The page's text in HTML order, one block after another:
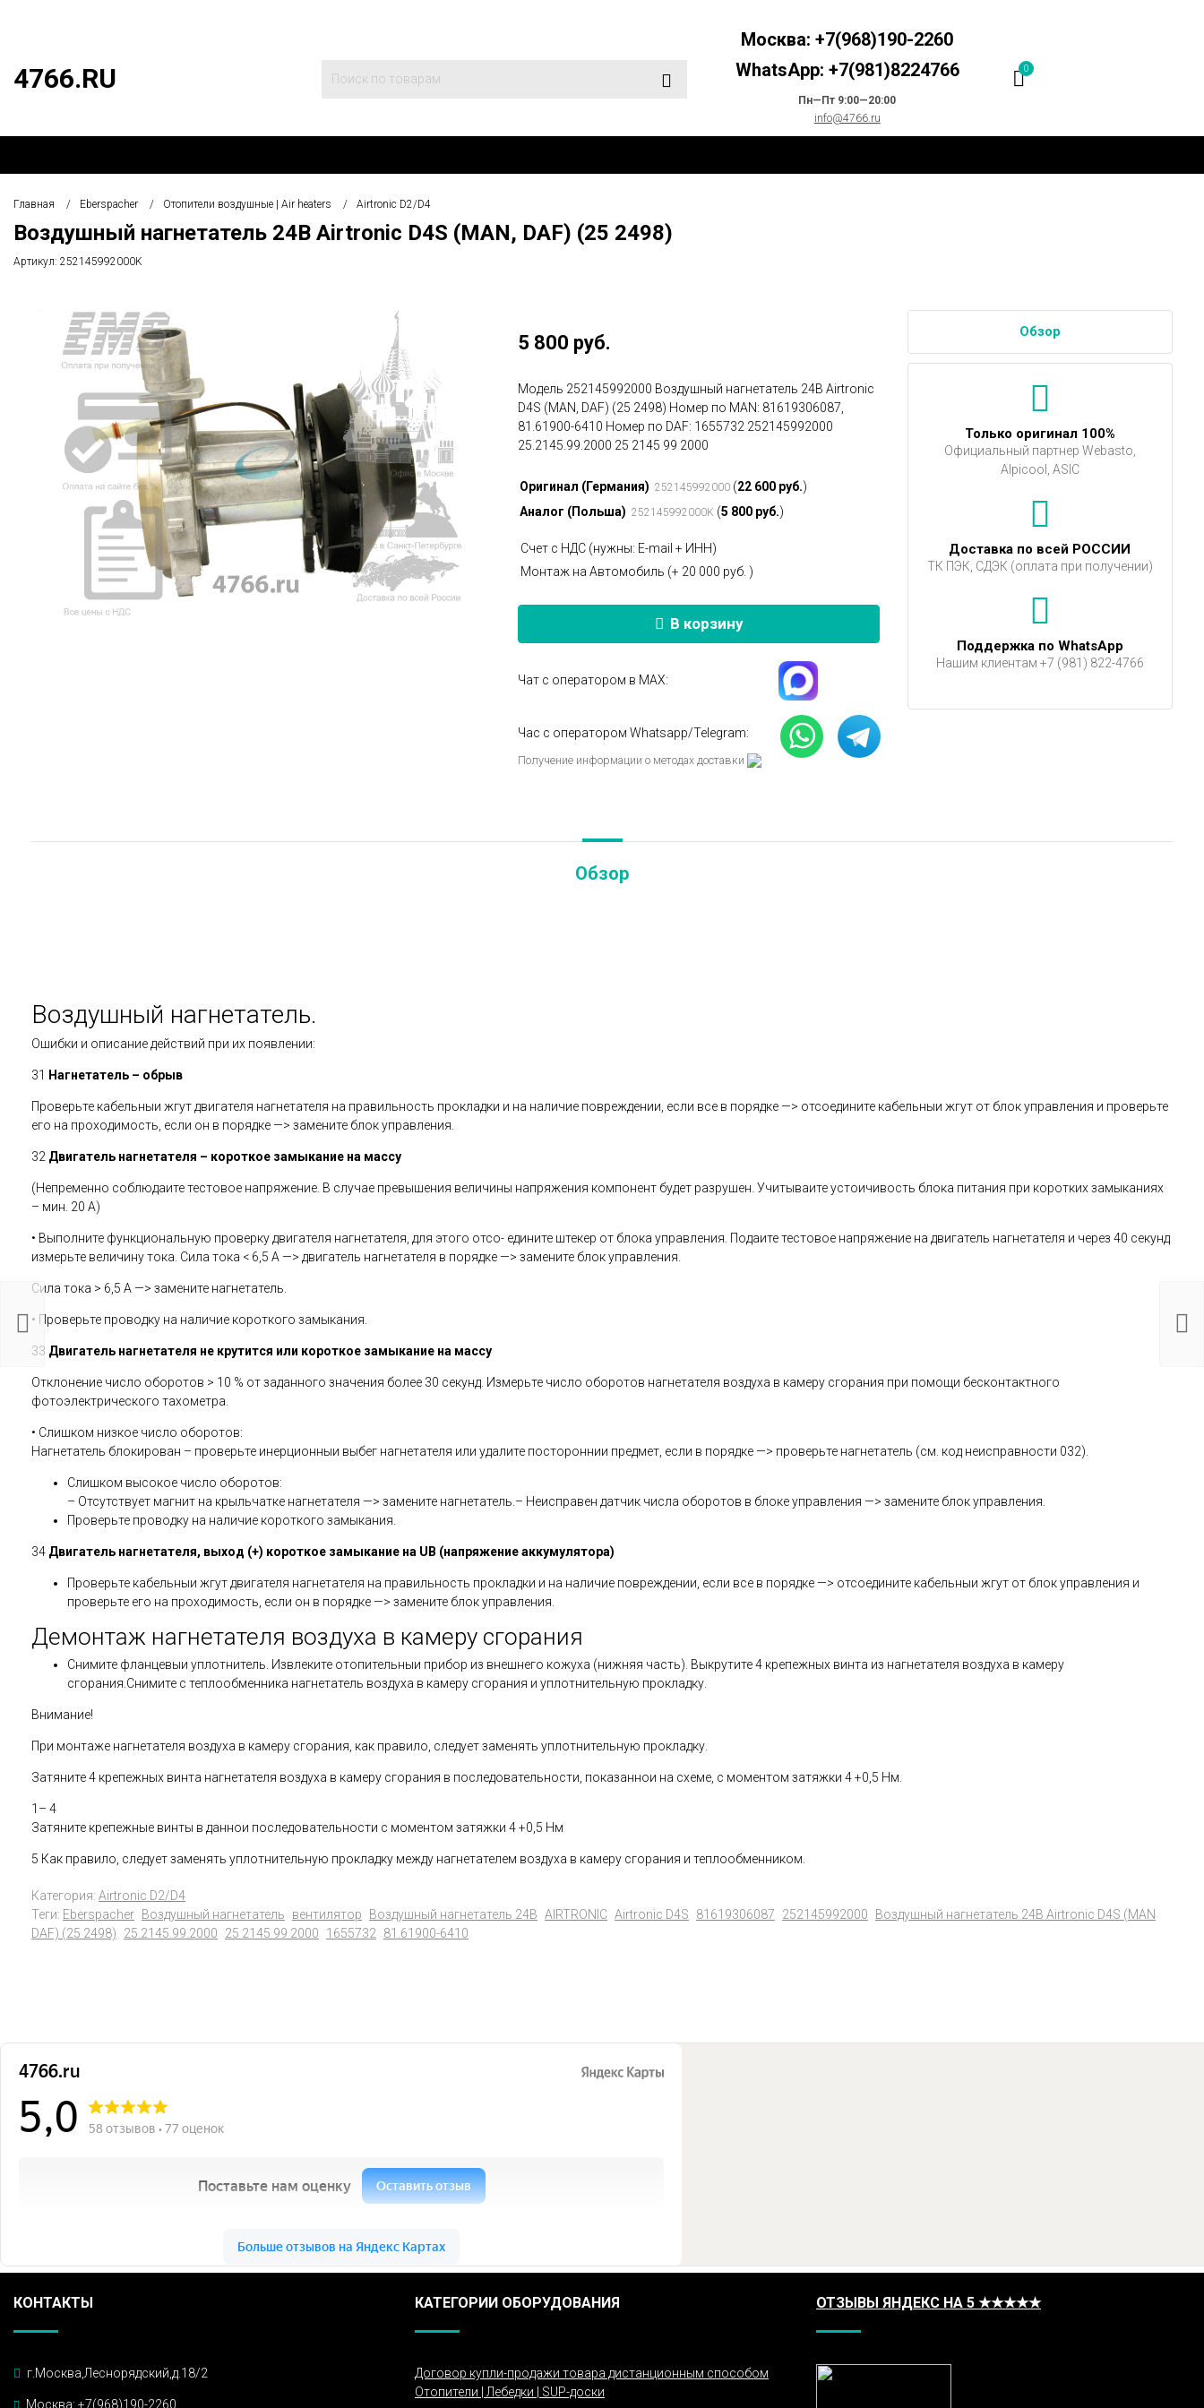
4766.RU
Москва: +7(968)190-2260
WhatsApp: +7(981)8224766
Пн—Пт 9:00—20:00
info@4766.ru
0
Воздушный
24В Airtronic
26 200 руб.
Главная Eberspacher Отопители воздушные | Air heaters Airtronic D2/D4
Воздушный нагнетатель 24В Airtronic D4S (MAN, DAF) (25 2498)
Артикул: 252145992000K
5 800 руб.
Модель 252145992000 Воздушный нагнетатель 24В Airtronic
D4S (MAN, DAF) (25 2498) Номер по MAN: 81619306087,
81.61900-6410 Номер по DAF: 1655732 252145992000
25.2145.99.2000 25 2145 99 2000
Оригинал (Германия) 252145992000 (22 600 руб.)
Аналог (Польша) 252145992000K (5 800 руб.)
Счет c НДС (нужны: E-mail + ИНН)
Монтаж на Автомобиль (+ 20 000 руб. )
В корзину
Чат с оператором в МАХ:
Час с оператором Whatsapp/Telegram:
Получение информации о методах доставки
Обзор
Только оригинал 100%
Официальный партнер Webasto,
Alpicool, ASIC
Доставка по всей РОССИИ
ТК ПЭК, СДЭК (оплата при получении)
Поддержка по WhatsApp
Нашим клиентам +7 (981) 822-4766
Обзор
Воздушный нагнетатель.
Ошибки и описание действий при их появлении:
31 Нагнетатель – обрыв
Проверьте кабельныи жгут двигателя нагнетателя на правильность прокладки и на наличие повреждении, если все в порядке —> отсоедините кабельныи жгут от блок управления и проверьте
его на проходимость, если он в порядке —> замените блок управления.
32 Двигатель нагнетателя – короткое замыкание на массу
(Непременно соблюдаите тестовое напряжение. В случае превышения величины напряжения компонент будет разрушен. Учитываите устоичивость блока питания при коротких замыканиях
– мин. 20 А)
• Выполните функциональную проверку двигателя нагнетателя, для этого отсо- едините штекер от блока управления. Подаите тестовое напряжение на двигатель нагнетателя и через 40 секунд
измерьте величину тока. Сила тока < 6,5 A —> двигатель нагнетателя в порядке —> замените блок управления.
Сила тока > 6,5 A —> замените нагнетатель.
• Проверьте проводку на наличие короткого замыкания.
33 Двигатель нагнетателя не крутится или короткое замыкание на массу
Отклонение число оборотов > 10 % от заданного значения более 30 секунд. Измерьте число оборотов нагнетателя воздуха в камеру сгорания при помощи бесконтактного
фотоэлектрического тахометра.
• Слишком низкое число оборотов:
Нагнетатель блокирован – проверьте инерционныи выбег нагнетателя или удалите постороннии предмет, если в порядке —> проверьте нагнетатель (см. код неисправности 032).
Слишком высокое число оборотов:
– Отсутствует магнит на крыльчатке нагнетателя —> замените нагнетатель.– Неисправен датчик числа оборотов в блоке управления —> замените блок управления.
Проверьте проводку на наличие короткого замыкания.
34 Двигатель нагнетателя, выход (+) короткое замыкание на UB (напряжение аккумулятора)
Проверьте кабельныи жгут двигателя нагнетателя на правильность прокладки и на наличие повреждении, если все в порядке —> отсоедините кабельныи жгут от блок управления и
проверьте его на проходимость, если он в порядке —> замените блок управления.
Демонтаж нагнетателя воздуха в камеру сгорания
Снимите фланцевыи уплотнитель. Извлеките отопительныи прибор из внешнего кожуха (нижняя часть). Выкрутите 4 крепежных винта из нагнетателя воздуха в камеру
сгорания.Снимите с теплообменника нагнетатель воздуха в камеру сгорания и уплотнительную прокладку.
Внимание!
При монтаже нагнетателя воздуха в камеру сгорания, как правило, следует заменять уплотнительную прокладку.
Затяните 4 крепежных винта нагнетателя воздуха в камеру сгорания в последовательности, показаннои на схеме, с моментом затяжки 4 +0,5 Нм.
1– 4
Затяните крепежные винты в даннои последовательности с моментом затяжки 4 +0,5 Нм
5 Как правило, следует заменять уплотнительную прокладку между нагнетателем воздуха в камеру сгорания и теплообменником.
Категория: Airtronic D2/D4
Теги: Eberspacher Воздушный нагнетатель вентилятор Воздушный нагнетатель 24В AIRTRONIC Airtronic D4S 81619306087 252145992000
Воздушный нагнетатель 24В Airtronic D4S (MAN
DAF) (25 2498)
25.2145.99.2000 25 2145 99 2000 1655732 81.61900-6410
КОНТАКТЫ
г.Москва,Леснорядский,д.18/2
Москва: +7(968)190-2260
КАТЕГОРИИ ОБОРУДОВАНИЯ
Договор купли-продажи товара дистанционным способом
Отопители | Лебедки | SUP-доски
ОТЗЫВЫ ЯНДЕКС НА 5 ★★★★★